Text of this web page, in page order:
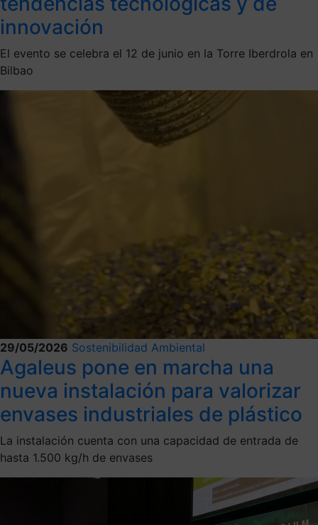
innovación
El evento se celebra el 12 de junio en la Torre Iberdrola en
Bilbao
29/05/2026 Sostenibilidad Ambiental
Agaleus pone en marcha una
nueva instalación para valorizar
envases industriales de plástico
La instalación cuenta con una capacidad de entrada de
hasta 1.500 kg/h de envases